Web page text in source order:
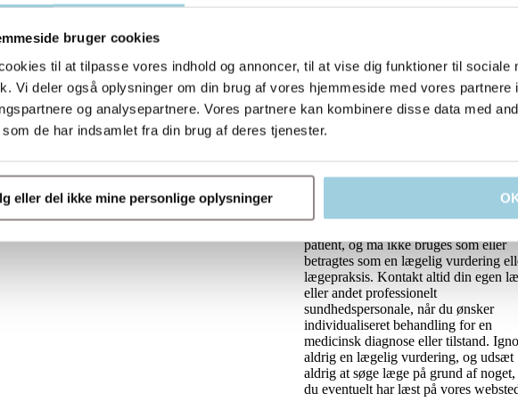
bruger cookies
til at tilpasse vores indhold og annoncer, til at vise dig funktioner til sociale
Vi deler også oplysninger om din brug af vores hjemmeside med vores partnere
og analysepartnere. Vores partnere kan kombinere disse data med
de har indsamlet fra din brug af deres tjenester.
eller del ikke mine personlige oplysninger
stammer fra vores websteder, er kun
eller sundhedsfaglig vurdering, eller
en anbefaling af en bestemt
behandlingsplan. Intet indeholdt i eller
overført fra vores websteder udgør
etableringen af et læge-patient-forhold
tilvejebringer oplysninger på vores
websteder, eller mellem dig og Atos
Medical. Oplysninger, som
patient, og må ikke bruges som eller
betragtes som en lægelig vurdering
lægepraksis. Kontakt altid din egen
eller andet professionelt
sundhedspersonale, når du ønsker
individualiseret behandling for en
medicinsk diagnose eller tilstand.
aldrig en lægelig vurdering, og udsæt
aldrig at søge læge på grund af noget,
du eventuelt har læst på vores